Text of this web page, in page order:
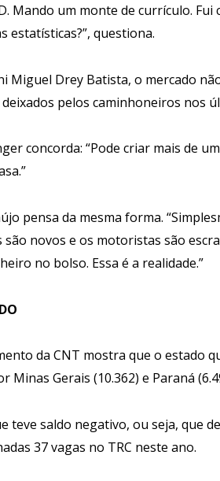
Mando um monte de currículo.
estatísticas?”, questiona.
Miguel Drey Batista, o mercado
pelos caminhoneiros nos
concorda: “Pode criar mais de
pensa da mesma forma.
são novos e os motoristas são
no bolso. Essa é a realidade.”
da CNT mostra que o estado
Minas Gerais (10.362) e Paraná
teve saldo negativo, ou seja, que
37 vagas no TRC neste ano.